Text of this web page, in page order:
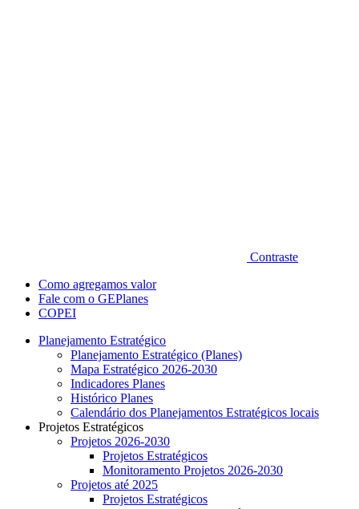
Contraste
Como agregamos valor
Fale com o GEPlanes
COPEI
Planejamento Estratégico
Planejamento Estratégico (Planes)
Mapa Estratégico 2026-2030
Indicadores Planes
Histórico Planes
Calendário dos Planejamentos Estratégicos locais
Projetos Estratégicos
Projetos 2026-2030
Projetos Estratégicos
Monitoramento Projetos 2026-2030
Projetos até 2025
Projetos Estratégicos